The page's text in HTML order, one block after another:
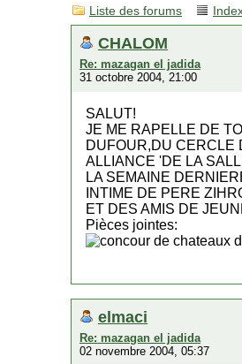
Liste des forums
CHALOM
Re: mazagan el jadida
31 octobre 2004, 21:00
SALUT!
JE ME RAPELLE DE
DUFOUR,DU CERCLE
ALLIANCE 'DE LA
LA SEMAINE
INTIME DE PERE
ET DES AMIS DE
Pièces jointes:
elmaci
Re: mazagan el jadida
02 novembre 2004, 05:37